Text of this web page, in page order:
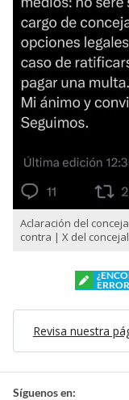
Aclaración del
contra | X del
Revisa nuestra
Síguenos en: